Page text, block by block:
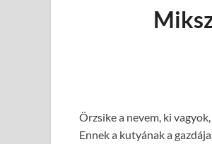
Örzsike a nevem, ki
Ennek a kutyának a